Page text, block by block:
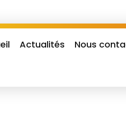
Actualités Nous